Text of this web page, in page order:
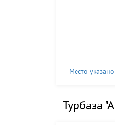
Место
Турбаза